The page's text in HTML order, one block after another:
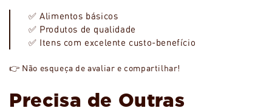
✅ Alimentos básicos
✅ Produtos de qualidade
✅ Itens com excelente custo-benefício
👉 Não esqueça de avaliar e compartilhar!
Precisa de Outras